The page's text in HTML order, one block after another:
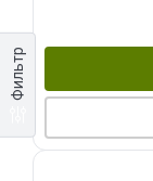
Фильтр